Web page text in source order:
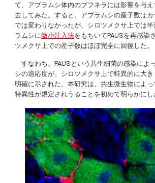
て、アブラムシ体内のブフネラには影響を与え
去してみた。すると、アブラムシの産子数は
では変わりなかったが、シロツメクサ上では
ラムシに微小注入法をもちいてPAUSを再感染
ツメクサ上での産子数はほぼ完全に回復した。
すなわち、PAUSという共生細菌の感染によ
シの適応度が、シロツメクサ上で特異的に大
明確に示された。本研究は、共生微生物によ
特異性が規定されうることを初めて明らかにし